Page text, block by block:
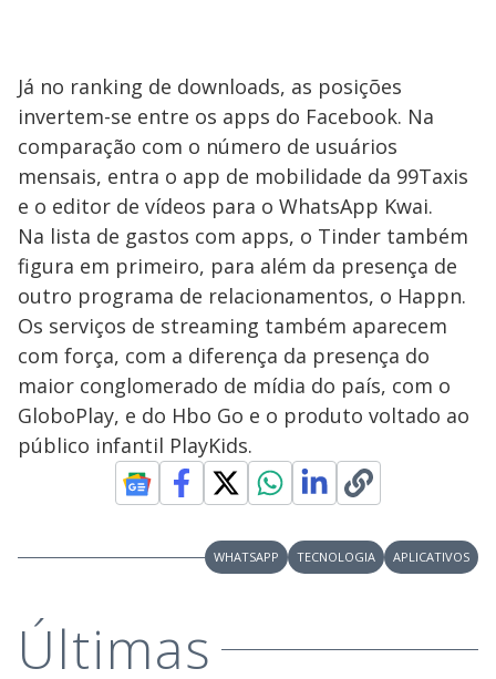
Já no ranking de downloads, as posições
invertem-se entre os apps do Facebook. Na
comparação com o número de usuários
mensais, entra o app de mobilidade da 99Taxis
e o editor de vídeos para o WhatsApp Kwai.
Na lista de gastos com apps, o Tinder também
figura em primeiro, para além da presença de
outro programa de relacionamentos, o Happn.
Os serviços de streaming também aparecem
com força, com a diferença da presença do
maior conglomerado de mídia do país, com o
GloboPlay, e do Hbo Go e o produto voltado ao
público infantil PlayKids.
WHATSAPP TECNOLOGIA APLICATIVOS
Últimas